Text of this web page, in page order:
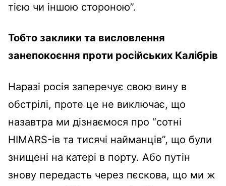
тією чи іншою стороною”.
Тобто заклики та висловлення
занепокоєння проти російських Калібрів
Наразі росія заперечує свою вину в
обстрілі, проте це не виключає, що
назавтра ми дізнаємося про “сотні
HIMARS-ів та тисячі найманців”, що були
знищені на катері в порту. Або путін
знову передасть через пєскова, що ми ж